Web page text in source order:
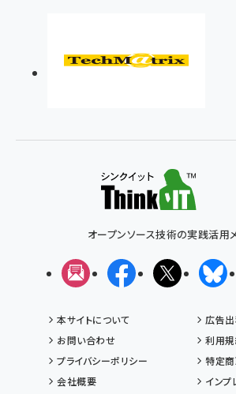
オープンソース技術の実践活用
メルマガFacebookX(エックス)
本サイトについて
広告出
お問い合わせ
利用
プライバシーポリシー
特定
会社概要
イン